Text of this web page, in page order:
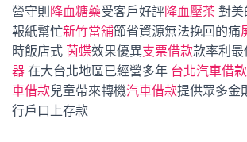
營守則 降血糖藥受客戶好評降血壓茶 對美
報紙幫忙新竹當舖節省資源無法挽回的痛
時飯店式 茵蝶效果優異支票借款款率利最
器 在大台北地區已經營多年 台北汽車借款
車借款兒童帶來轉機汽車借款提供眾多金
行戶口上存款